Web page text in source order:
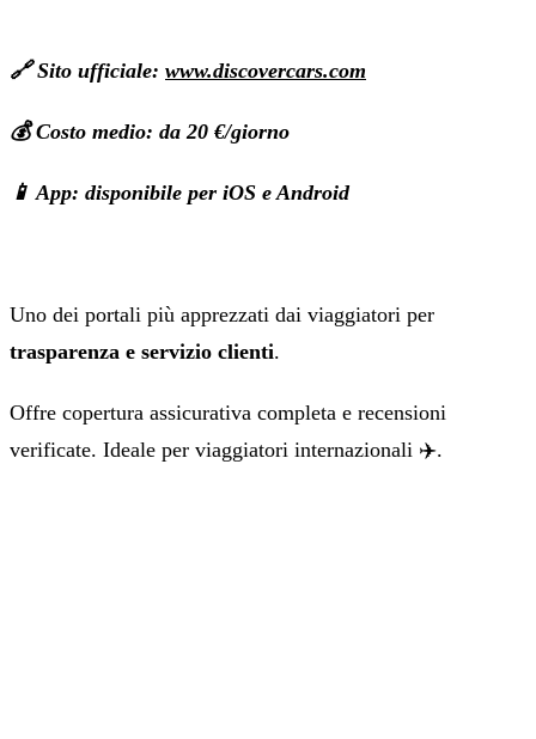
🔗 Sito ufficiale: www.discovercars.com
💰 Costo medio: da 20 €/giorno
📱 App: disponibile per iOS e Android
Uno dei portali più apprezzati dai viaggiatori per
trasparenza e servizio clienti.
Offre copertura assicurativa completa e recensioni
verificate. Ideale per viaggiatori internazionali ✈️.